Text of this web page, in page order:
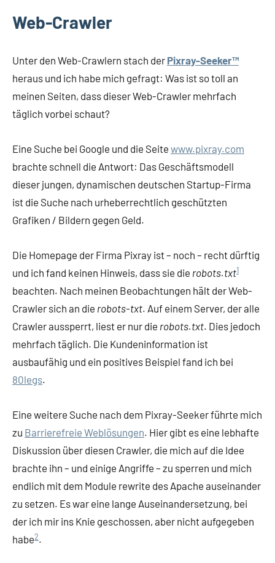
Web-Crawler
Unter den Web-Crawlern stach der Pixray-Seeker™
heraus und ich habe mich gefragt: Was ist so toll an
meinen Seiten, dass dieser Web-Crawler mehrfach
täglich vorbei schaut?
Eine Suche bei Google und die Seite www.pixray.com
brachte schnell die Antwort: Das Geschäftsmodell
dieser jungen, dynamischen deutschen Startup-Firma
ist die Suche nach urheberrechtlich geschützten
Grafiken / Bildern gegen Geld.
Die Homepage der Firma Pixray ist – noch – recht dürftig
und ich fand keinen Hinweis, dass sie die robots.txt1
beachten. Nach meinen Beobachtungen hält der Web-
Crawler sich an die robots-txt. Auf einem Server, der alle
Crawler aussperrt, liest er nur die robots.txt. Dies jedoch
mehrfach täglich. Die Kundeninformation ist
ausbaufähig und ein positives Beispiel fand ich bei
80legs.
Eine weitere Suche nach dem Pixray-Seeker führte mich
zu Barrierefreie Weblösungen. Hier gibt es eine lebhafte
Diskussion über diesen Crawler, die mich auf die Idee
brachte ihn – und einige Angriffe – zu sperren und mich
endlich mit dem Module rewrite des Apache auseinander
zu setzen. Es war eine lange Auseinandersetzung, bei
der ich mir ins Knie geschossen, aber nicht aufgegeben
habe2.